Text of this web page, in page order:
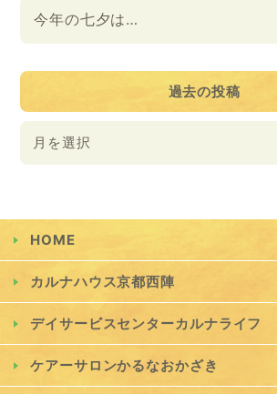
今年の七夕は…
過去の投稿
月を選択
HOME
カルナハウス京都西陣
デイサービスセンターカルナライフ
ケアーサロンかるなおかざき